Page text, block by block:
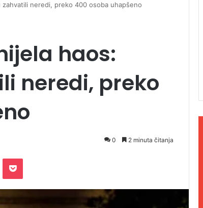
zahvatili neredi, preko 400 osoba uhapšeno
haos:
neredi, preko
0 2 minuta čitanja